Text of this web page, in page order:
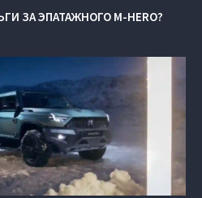
ЗА ЭПАТАЖНОГО M-HERO?